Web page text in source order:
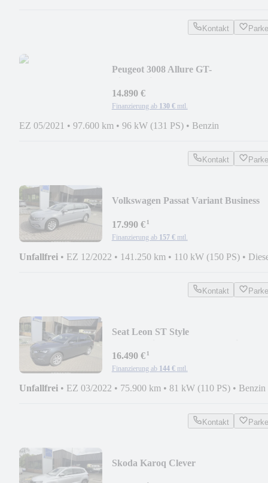
Kontakt
Peugeot 3008 Allure GT-
14.890 €
Finanzierung ab 130 € mtl.
EZ 05/2021 • 97.600 km • 96 kW (131 PS) • Benzin
Kontakt
Volkswagen Passat Variant Business
17.990 €¹
Finanzierung ab 157 € mtl.
Unfallfrei • EZ 12/2022 • 141.250 km • 110 kW (150 PS) •
Kontakt
Seat Leon ST Style
16.490 €¹
Finanzierung ab 144 € mtl.
Unfallfrei • EZ 03/2022 • 75.900 km • 81 kW (110 PS) • Benzin
Kontakt
Skoda Karoq Clever